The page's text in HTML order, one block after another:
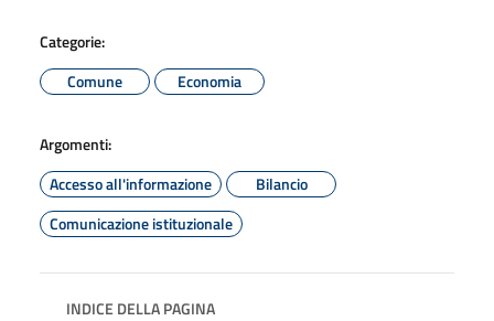
Categorie:
Comune
Economia
Argomenti:
Accesso all'informazione
Bilancio
Comunicazione istituzionale
INDICE DELLA PAGINA